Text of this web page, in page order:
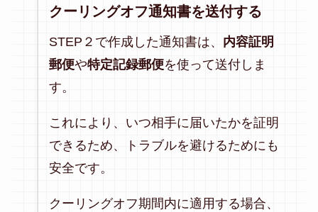
クーリングオフ通知書を送付する
STEP２で作成した通知書は、 内容証明
郵便や特定記録郵便を使って送付しま
す。
これにより、いつ相手に届いたかを証明
できるため、トラブルを避けるためにも
安全です。
クーリングオフ期間内に適用する場合、